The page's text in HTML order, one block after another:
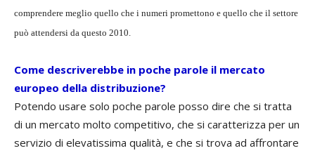
comprendere meglio quello che i numeri promettono e quello che il settore
può attendersi da questo 2010.
Come descriverebbe in poche parole il mercato
europeo della distribuzione?
Potendo usare solo poche parole posso dire che si tratta
di un mercato molto competitivo, che si caratterizza per un
servizio di elevatissima qualità, e che si trova ad affrontare